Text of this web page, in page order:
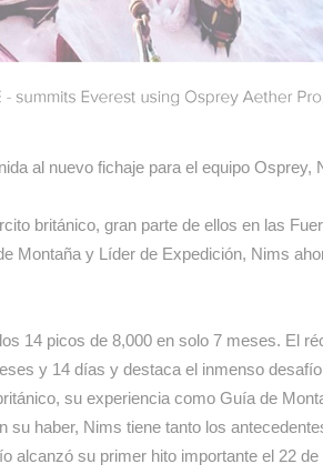
al nuevo fichaje para el equipo Osprey,
británico, gran parte de ellos en las
Montaña y Líder de Expedición, Nims
14 picos de 8,000 en solo 7 meses. El
y 14 días y destaca el inmenso
su experiencia como Guía de
su haber, Nims tiene tanto los
alcanzó su primer hito importante el 22